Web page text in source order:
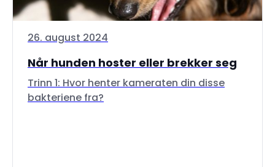
26. august 2024
Når hunden hoster eller brekker seg
Trinn 1: Hvor henter kameraten din disse
bakteriene fra?